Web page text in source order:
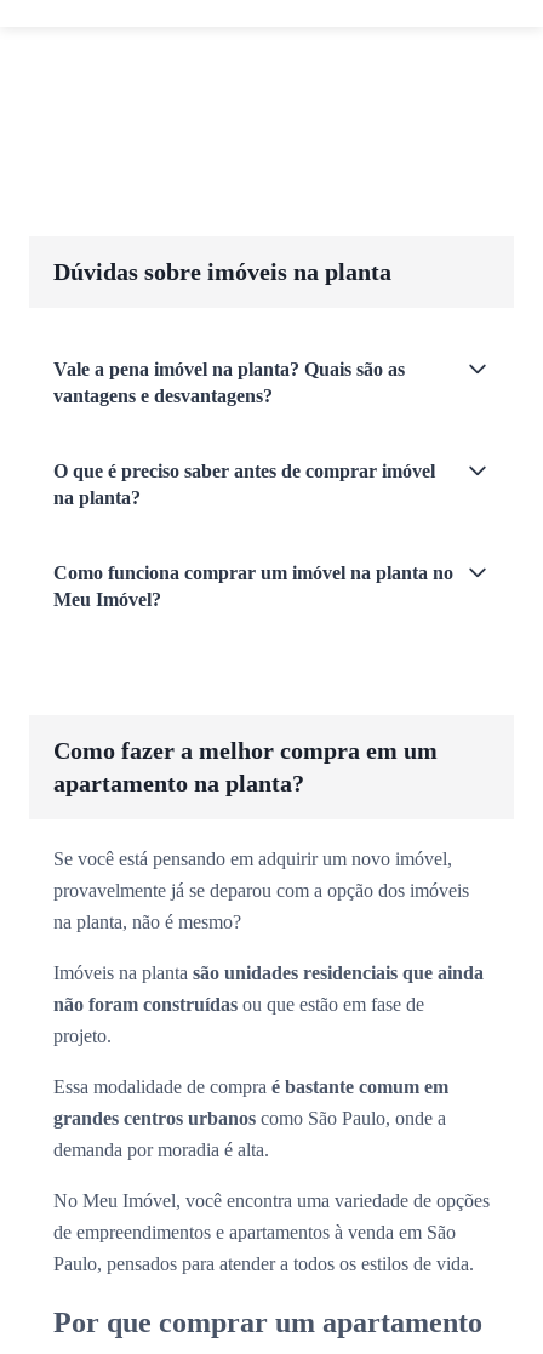
Dúvidas sobre imóveis na planta
Vale a pena imóvel na planta? Quais são as
vantagens e desvantagens?
O que é preciso saber antes de comprar imóvel
na planta?
Como funciona comprar um imóvel na planta no
Meu Imóvel?
Como fazer a melhor compra em um
apartamento na planta?
Se você está pensando em adquirir um novo imóvel,
provavelmente já se deparou com a opção dos imóveis
na planta, não é mesmo?
Imóveis na planta são unidades residenciais que ainda
não foram construídas ou que estão em fase de
projeto.
Essa modalidade de compra é bastante comum em
grandes centros urbanos como São Paulo, onde a
demanda por moradia é alta.
No Meu Imóvel, você encontra uma variedade de opções
de empreendimentos e apartamentos à venda em São
Paulo, pensados para atender a todos os estilos de vida.
Por que comprar um apartamento